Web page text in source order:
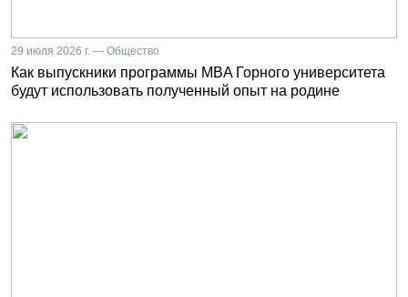
29 июля 2026 г. — Общество
Как выпускники программы MBA Горного университета
будут использовать полученный опыт на родине